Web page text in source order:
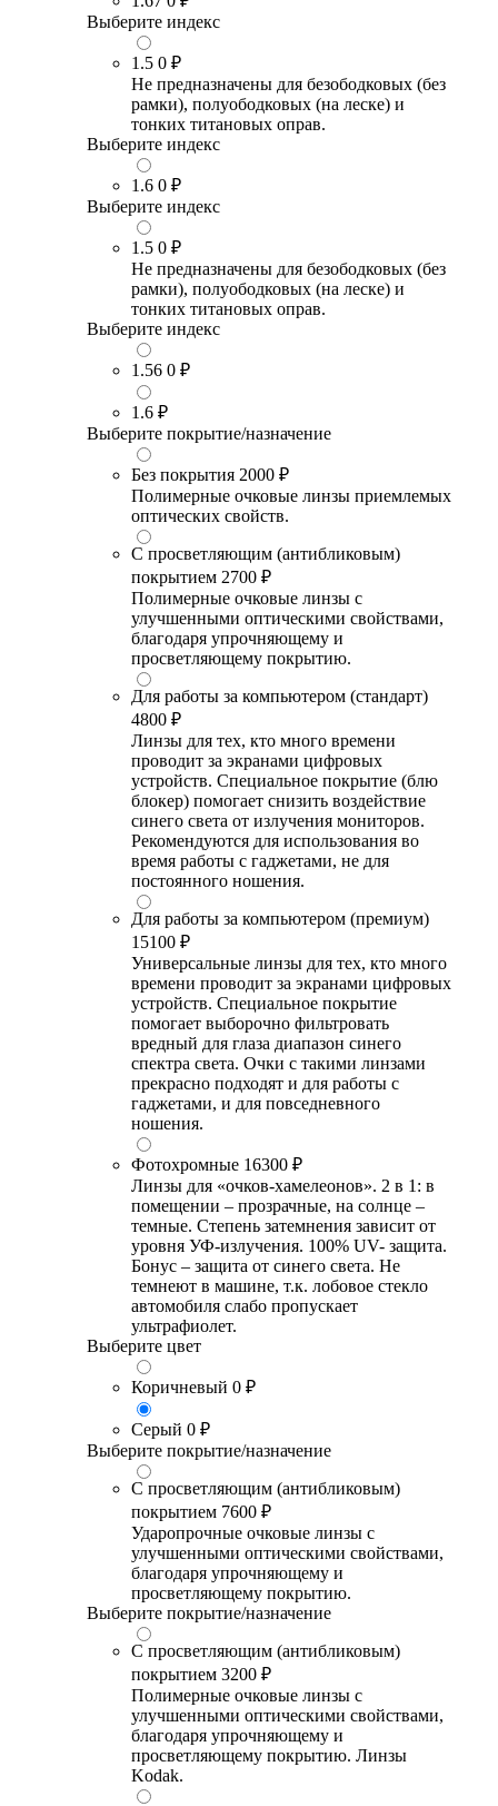
Выберите индекс
1.5 0 ₽
Не предназначены для безободковых (без
рамки), полуободковых (на леске) и
тонких титановых оправ.
Выберите индекс
1.6 0 ₽
Выберите индекс
1.5 0 ₽
Не предназначены для безободковых (без
рамки), полуободковых (на леске) и
тонких титановых оправ.
Выберите индекс
1.56 0 ₽
1.6 ₽
Выберите покрытие/назначение
Без покрытия 2000 ₽
Полимерные очковые линзы приемлемых
оптических свойств.
С просветляющим (антибликовым)
покрытием 2700 ₽
Полимерные очковые линзы с
улучшенными оптическими свойствами,
благодаря упрочняющему и
просветляющему покрытию.
Для работы за компьютером (стандарт)
4800 ₽
Линзы для тех, кто много времени
проводит за экранами цифровых
устройств. Специальное покрытие (блю
блокер) помогает снизить воздействие
синего света от излучения мониторов.
Рекомендуются для использования во
время работы с гаджетами, не для
постоянного ношения.
Для работы за компьютером (премиум)
15100 ₽
Универсальные линзы для тех, кто много
времени проводит за экранами цифровых
устройств. Специальное покрытие
помогает выборочно фильтровать
вредный для глаза диапазон синего
спектра света. Очки с такими линзами
прекрасно подходят и для работы с
гаджетами, и для повседневного
ношения.
Фотохромные 16300 ₽
Линзы для «очков-хамелеонов». 2 в 1: в
помещении – прозрачные, на солнце –
темные. Степень затемнения зависит от
уровня УФ-излучения. 100% UV- защита.
Бонус – защита от синего света. Не
темнеют в машине, т.к. лобовое стекло
автомобиля слабо пропускает
ультрафиолет.
Выберите цвет
Коричневый 0 ₽
Серый 0 ₽
Выберите покрытие/назначение
С просветляющим (антибликовым)
покрытием 7600 ₽
Ударопрочные очковые линзы с
улучшенными оптическими свойствами,
благодаря упрочняющему и
просветляющему покрытию.
Выберите покрытие/назначение
С просветляющим (антибликовым)
покрытием 3200 ₽
Полимерные очковые линзы с
улучшенными оптическими свойствами,
благодаря упрочняющему и
просветляющему покрытию. Линзы
Kodak.